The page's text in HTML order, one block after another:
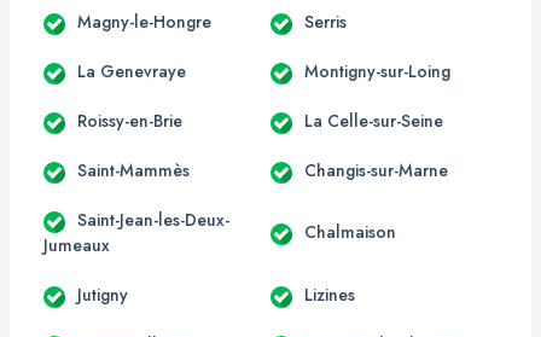
Magny-le-Hongre Serris
La Genevraye Montigny-sur-Loing
Roissy-en-Brie La Celle-sur-Seine
Saint-Mammès Changis-sur-Marne
Saint-Jean-les-Deux-
Jumeaux
Chalmaison
Jutigny Lizines